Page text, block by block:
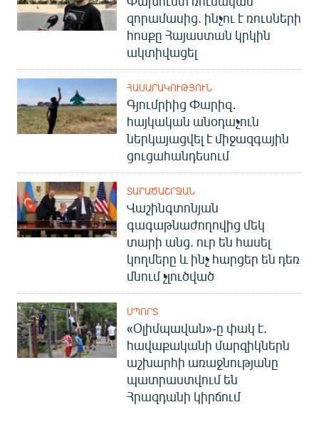
զորամասից. ինչու է ռուսների
հոսքը Հայաստան կրկին
ակտիվացել
ՀԱՍԱՐԱԿՈՒԹՅՈՒՆ
Գյումրիից Փարիզ․
հայկական անօդաչուն
ներկայացվել է միջազգային
ցուցահանդեսում
ՏԱՐԱԾԱՇՐՋԱՆ
Վաշինգտոնյան
գագաթնաժողովից մեկ
տարի անց. ուր են հասել
կողմերը և ինչ հարցեր են դեռ
մնում չլուծված
ՍՊՈՐՏ
«Օլիմպավան»-ը փակ է.
հավաքականի մարզիկներն
աշխարհի առաջնությանը
պատրաստվում են
Հրազդանի կիրճում